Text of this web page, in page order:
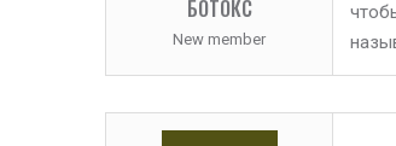
БОТОКС
New member